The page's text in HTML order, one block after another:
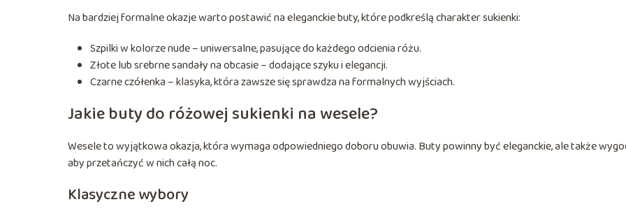
Na bardziej formalne okazje warto postawić na eleganckie buty, które podkreślą charakter sukienki:
Szpilki w kolorze nude – uniwersalne, pasujące do każdego odcienia różu.
Złote lub srebrne sandały na obcasie – dodające szyku i elegancji.
Czarne czółenka – klasyka, która zawsze się sprawdza na formalnych wyjściach.
Jakie buty do różowej sukienki na wesele?
Wesele to wyjątkowa okazja, która wymaga odpowiedniego doboru obuwia. Buty powinny być eleganckie, ale także
aby przetańczyć w nich całą noc.
Klasyczne wybory